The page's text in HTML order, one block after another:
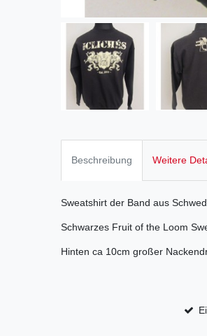
Beschreibung Weitere
Sweatshirt der Band aus
Schwarzes Fruit of the Loom
Hinten ca 10cm großer